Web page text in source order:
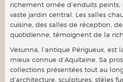
richement ornée d’enduits peints,
vaste jardin central. Les salles
cuisine, des salles de réception,
quotidienne, témoignent de la
Vesunna, l’antique Périgueux, est
mieux connue d’Aquitaine. Sa
collections présentées tout au
d’architecture, sculptures, stèles